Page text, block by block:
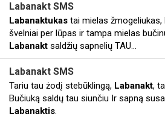
Labanakt SMS
Labanaktukas tai mielas žmogeliukas,
švelniai per lūpas ir tampa mielas
Labanakt saldžių sapnelių TAU...
Labanakt SMS
Tariu tau żodį stebūklingą, Labanakt,
Bučiuką saldų tau siunčiu Ir sapną
Labanaktis.